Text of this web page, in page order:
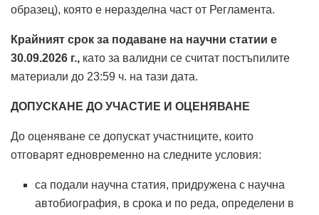
образец), която е неразделна част от Регламента.
Крайният срок за подаване на научни статии е
30.09.2026 г., като за валидни се считат постъпилите
материали до 23:59 ч. на тази дата.
ДОПУСКАНЕ ДО УЧАСТИЕ И ОЦЕНЯВАНЕ
До оценяване се допускат участниците, които
отговарят едновременно на следните условия:
са подали научна статия, придружена с научна
автобиография, в срока и по реда, определени в